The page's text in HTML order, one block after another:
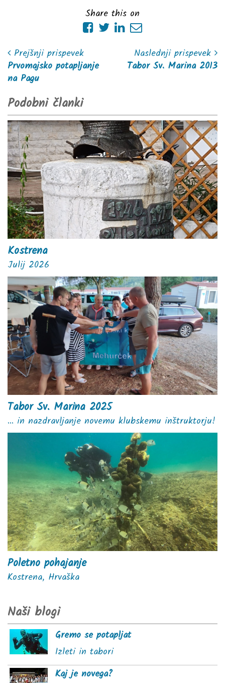
Share this on
Prejšnji prispevek
Prvomajsko potapljanje
na Pagu
Naslednji prispevek
Tabor Sv. Marina 2013
Podobni članki
Kostrena
Julij 2026
Tabor Sv. Marina 2025
... in nazdravljanje novemu klubskemu inštruktorju!
Poletno pohajanje
Kostrena, Hrvaška
Naši blogi
Gremo se potapljat
Izleti in tabori
Kaj je novega?